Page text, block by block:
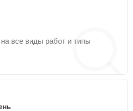
все виды работ и типы